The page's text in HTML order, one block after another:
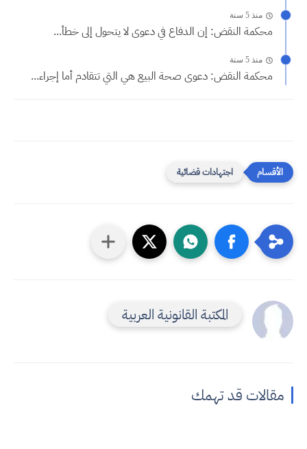
منذ 5 سنة
محكمة النقض: إن الدفاع في دعوى لا يتحول إلى خطأ...
منذ 5 سنة
محكمة النقض: دعوى صحة البيع هي التي تتقادم أما إجراء...
اجتهادات قضائية
المكتبة القانونية العربية
مقالات قد تهمك